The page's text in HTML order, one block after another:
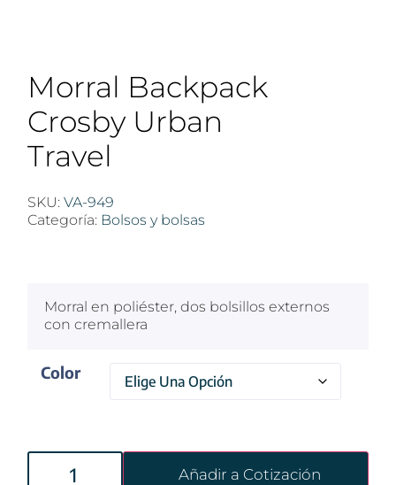
Morral Backpack
Crosby Urban
Travel
SKU: VA-949
Categoría: Bolsos y bolsas
Morral en poliéster, dos bolsillos externos
con cremallera
Color
Añadir a Cotización